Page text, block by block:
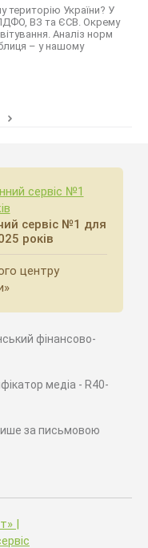
територію України? У
ВЗ та ЄСВ. Окрему
Аналіз норм
– у нашому
сервіс №1 для
років
центру
фінансово-
медіа - R40-
за письмовою